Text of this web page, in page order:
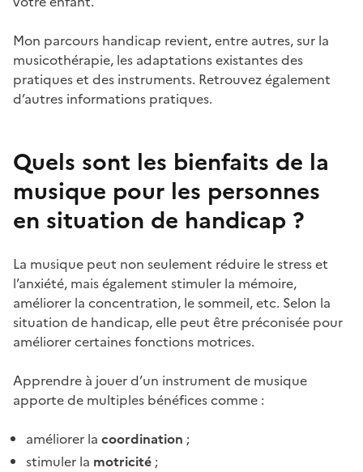
Mon parcours handicap revient, entre autres, sur la
musicothérapie, les adaptations existantes des
pratiques et des instruments. Retrouvez également
d’autres informations pratiques.
Quels sont les bienfaits de la
musique pour les personnes
en situation de handicap ?
La musique peut non seulement réduire le stress et
l’anxiété, mais également stimuler la mémoire,
améliorer la concentration, le sommeil, etc. Selon la
situation de handicap, elle peut être préconisée pour
améliorer certaines fonctions motrices.
Apprendre à jouer d’un instrument de musique
apporte de multiples bénéfices comme :
améliorer la coordination ;
stimuler la motricité ;